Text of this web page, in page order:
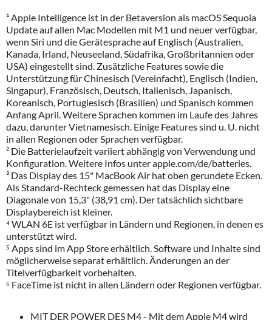
¹ Apple Intelligence ist in der Betaversion als macOS Sequoia
Update auf allen Mac Modellen mit M1 und neuer verfügbar,
wenn Siri und die Gerätesprache auf Englisch (Australien,
Kanada, Irland, Neuseeland, Südafrika, Großbritannien oder
USA) eingestellt sind. Zusätzliche Features sowie die
Unterstützung für Chinesisch (Vereinfacht), Englisch (Indien,
Singapur), Französisch, Deutsch, Italienisch, Japanisch,
Koreanisch, Portugiesisch (Brasilien) und Spanisch kommen
Anfang April. Weitere Sprachen kommen im Laufe des Jahres
dazu, darunter Vietnamesisch. Einige Features sind u. U. nicht
in allen Regionen oder Sprachen verfügbar.
² Die Batterielaufzeit variiert abhängig von Verwendung und
Konfiguration. Weitere Infos unter apple.com/de/batteries.
³ Das Display des 15" MacBook Air hat oben gerundete Ecken.
Als Standard-Rechteck gemessen hat das Display eine
Diagonale von 15,3" (38,91 cm). Der tatsächlich sichtbare
Displaybereich ist kleiner.
⁴ WLAN 6E ist verfügbar in Ländern und Regionen, in denen es
unterstützt wird.
⁵ Apps sind im App Store erhältlich. Software und Inhalte sind
möglicherweise separat erhältlich. Änderungen an der
Titelverfügbarkeit vorbehalten.
⁶ FaceTime ist nicht in allen Ländern oder Regionen verfügbar.
MIT DER POWER DES M4 - Mit dem Apple M4 wird